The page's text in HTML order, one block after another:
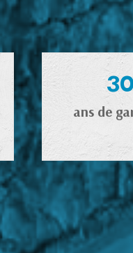
30
ans de